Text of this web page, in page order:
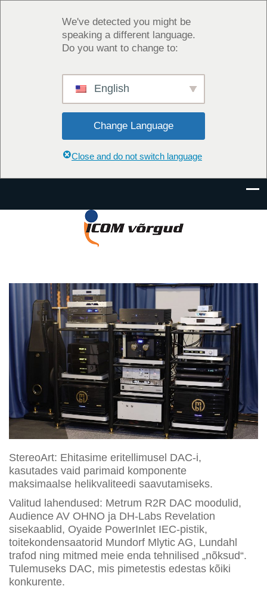
We've detected you might be
speaking a different language.
Do you want to change to:
English
Change Language
Close and do not switch language
StereoArt: Ehitasime eritellimusel DAC-i,
kasutades vaid parimaid komponente
maksimaalse helikvaliteedi saavutamiseks.
Valitud lahendused: Metrum R2R DAC moodulid,
Audience AV OHNO ja DH-Labs Revelation
sisekaablid, Oyaide PowerInlet IEC-pistik,
toitekondensaatorid Mundorf Mlytic AG, Lundahl
trafod ning mitmed meie enda tehnilised „nõksud“.
Tulemuseks DAC, mis pimetestis edestas kõiki
konkurente.